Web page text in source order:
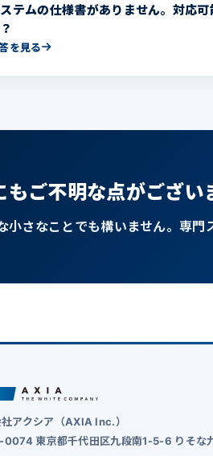
テムの仕様書がありません。対応可
を見る
もご不明な点がござい
小さなことでも構いません。専門
アクシア（AXIA Inc.）
0074 東京都千代田区九段南1-5-6 りそな